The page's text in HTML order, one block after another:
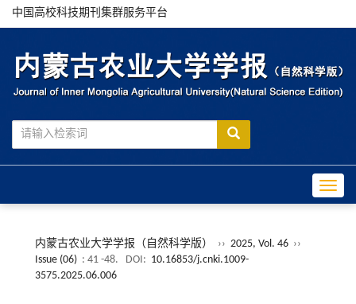
中国高校科技期刊集群服务平台
内蒙古农业大学学报（自然科学版） ›› 2025, Vol. 46 ››
Issue (06) : 41 -48. DOI: 10.16853/j.cnki.1009-
3575.2025.06.006